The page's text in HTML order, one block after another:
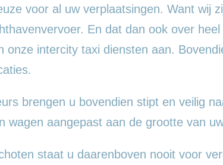
voor al uw verplaatsingen. Want wij
En dat dan ook over heel
onze intercity taxi diensten aan.
brengen u bovendien stipt en veilig
wagen aangepast aan de grootte van
staat u daarenboven nooit voor